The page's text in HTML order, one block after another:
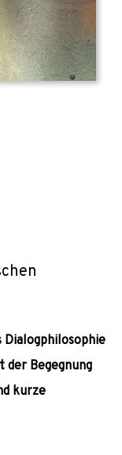
Dialogphilosophie
der Begegnung
kurze